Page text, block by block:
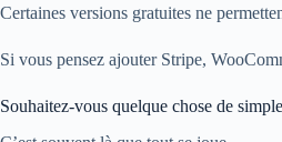
Certaines versions gratuites ne
Si vous pensez ajouter Stripe,
Souhaitez-vous quelque chose de